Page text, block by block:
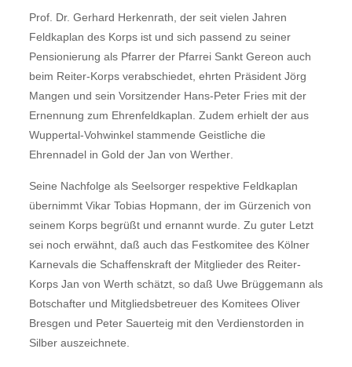
Prof. Dr. Gerhard Herkenrath, der seit vielen Jahren
Feldkaplan des Korps ist und sich passend zu seiner
Pensionierung als Pfarrer der Pfarrei Sankt Gereon auch
beim Reiter-Korps verabschiedet, ehrten Präsident Jörg
Mangen und sein Vorsitzender Hans-Peter Fries mit der
Ernennung zum Ehrenfeldkaplan. Zudem erhielt der aus
Wuppertal-Vohwinkel stammende Geistliche die
Ehrennadel in Gold der Jan von Werther.
Seine Nachfolge als Seelsorger respektive Feldkaplan
übernimmt Vikar Tobias Hopmann, der im Gürzenich von
seinem Korps begrüßt und ernannt wurde. Zu guter Letzt
sei noch erwähnt, daß auch das Festkomitee des Kölner
Karnevals die Schaffenskraft der Mitglieder des Reiter-
Korps Jan von Werth schätzt, so daß Uwe Brüggemann als
Botschafter und Mitgliedsbetreuer des Komitees Oliver
Bresgen und Peter Sauerteig mit den Verdienstorden in
Silber auszeichnete.